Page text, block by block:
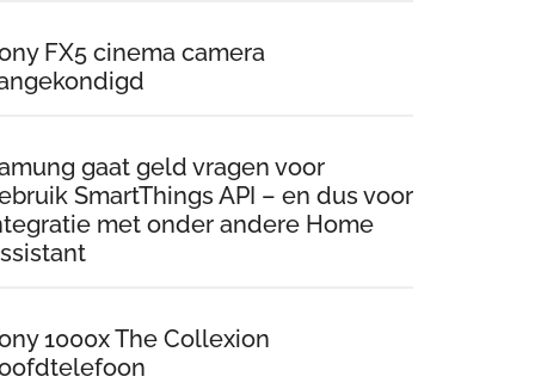
FX5 cinema camera
gaat geld vragen voor
SmartThings API – en dus voor
met onder andere Home
1000x The Collexion